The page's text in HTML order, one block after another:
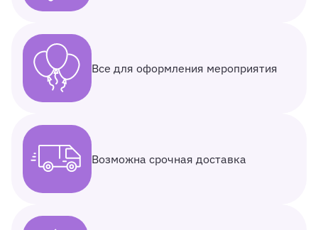
Все для оформления мероприятия
Возможна срочная доставка